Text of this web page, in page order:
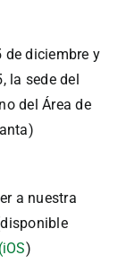
diciembre y
la sede del
del Área de
a nuestra
)